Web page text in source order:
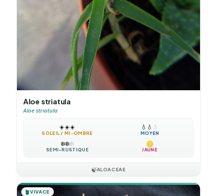
Aloe striatula
Aloe striatula
☀️☀️☀️
SOLEIL / MI-OMBRE
💧 💧 💧
MOYEN
❄️❄️❄️
SEMI-RUSTIQUE JAUNE
🍃ALOACEAE
🪴VIVACE